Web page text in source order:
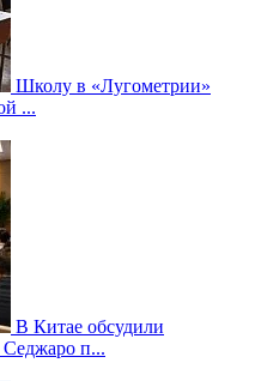
Школу в «Лугометрии»
...
В Китае обсудили
Седжаро п...